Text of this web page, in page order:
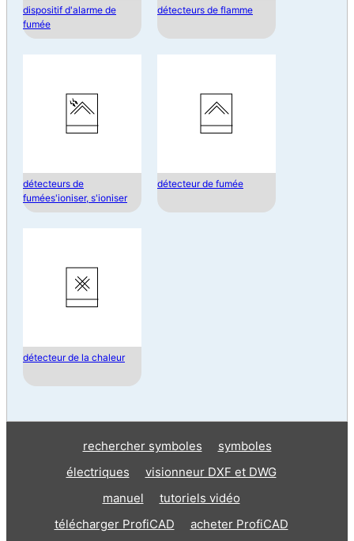
dispositif d'alarme de
fumée
détecteurs de flamme
détecteurs de
fumées'ioniser, s'ioniser
détecteur de fumée
détecteur de la chaleur
rechercher symboles
symboles
électriques
visionneur DXF et DWG
manuel
tutoriels vidéo
télécharger ProfiCAD
acheter ProfiCAD